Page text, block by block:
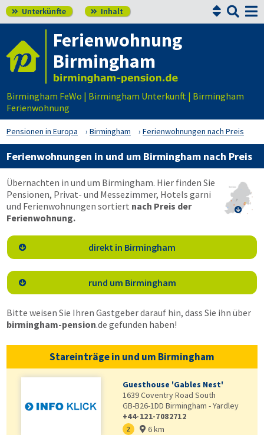
 Unterkünfte  Inhalt 

Ferienwohnung
Birmingham
Birmingham FeWo | Birmingham Unterkunft | Birmingham
Ferienwohnung
Pensionen in Europa Birmingham Ferienwohnungen nach Preis
Ferienwohnungen in und um Birmingham nach Preis

Übernachten in und um Birmingham. Hier finden Sie
Pensionen, Privat- und Messezimmer, Hotels garni
und Ferienwohnungen sortiert nach Preis der
Ferienwohnung.
 direkt in Birmingham
 rund um Birmingham
Bitte weisen Sie Ihren Gastgeber darauf hin, dass Sie ihn über
birmingham-pension.de gefunden haben!
Stareinträge in und um Birmingham
Guesthouse 'Gables Nest'
1639 Coventry Road South
GB-B26-1DD Birmingham - Yardley
+44-121-7082712
2  6 km